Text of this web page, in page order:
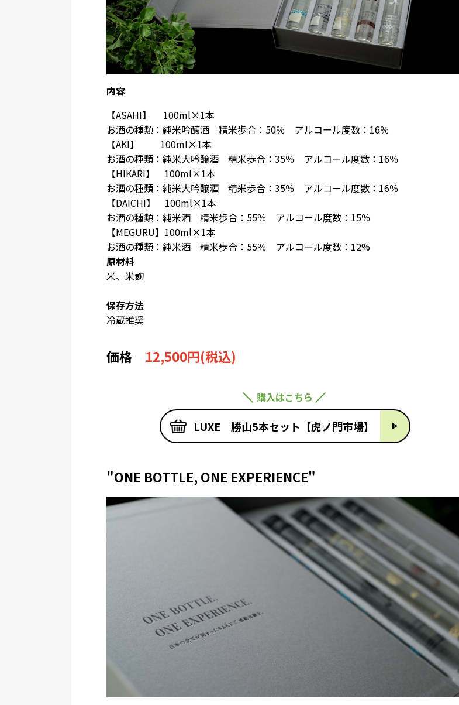
内容
【ASAHI】 100ml×1本
お酒の種類：純米吟醸酒 精米歩合：50％ アルコール度数：16％
【AKI】 100ml×1本
お酒の種類：純米大吟醸酒 精米歩合：35％ アルコール度数：16％
【HIKARI】 100ml×1本
お酒の種類：純米大吟醸酒 精米歩合：35％ アルコール度数：16％
【DAICHI】 100ml×1本
お酒の種類：純米酒 精米歩合：55％ アルコール度数：15％
【MEGURU】100ml×1本
お酒の種類：純米酒 精米歩合：55％ アルコール度数：12%
原材料
米、米麹
保存方法
冷蔵推奨
価格 12,500円(税込)
購入はこちら
LUXE 勝山5本セット【虎ノ門市場】
"ONE BOTTLE, ONE EXPERIENCE"